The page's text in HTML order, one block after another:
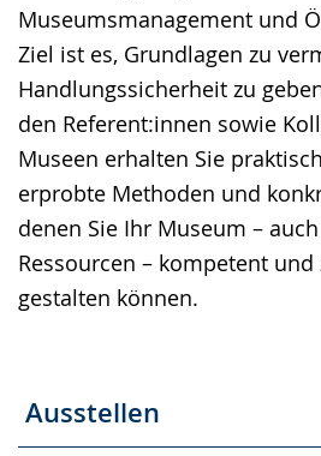
Museumsmanagement und
Ziel ist es, Grundlagen zu
Handlungssicherheit zu
den Referent:innen sowie
Museen erhalten Sie
erprobte Methoden und
denen Sie Ihr Museum –
Ressourcen – kompetent
gestalten können.
Ausstellen